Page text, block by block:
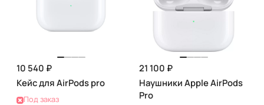
10 540 ₽
Кейс для AirPods pro
Под заказ
21 100 ₽
Наушники Apple AirPods
Pro